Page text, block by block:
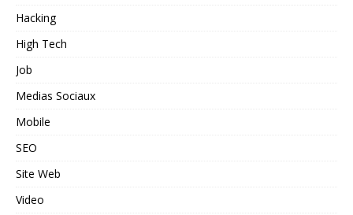
Hacking
High Tech
Job
Medias Sociaux
Mobile
SEO
Site Web
Video